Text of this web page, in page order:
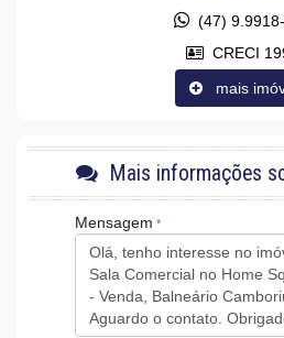
(47)
CRECI
mais
Mais informações
Mensagem